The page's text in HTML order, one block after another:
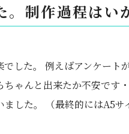
制作過程はい
した。 例えばアンケート
ゃんと出来たか不安です
した。 （最終的にはA5サ